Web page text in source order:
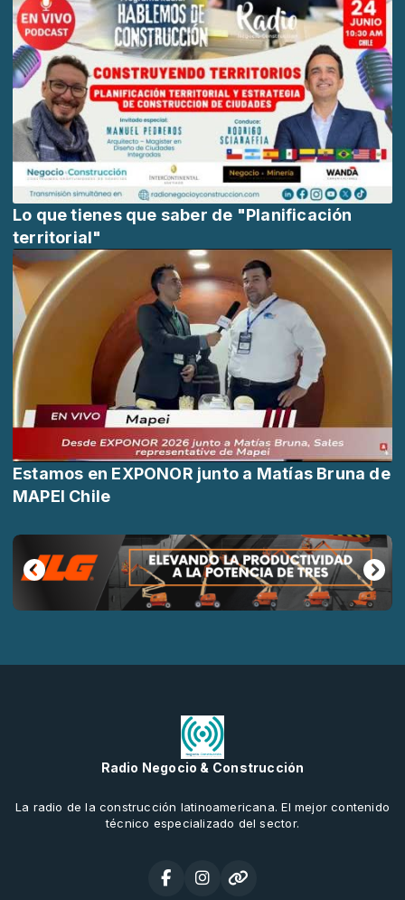
Lo que tienes que saber de "Planificación
territorial"
Estamos en EXPONOR junto a Matías Bruna de
MAPEI Chile
Radio Negocio & Construcción
La radio de la construcción latinoamericana. El mejor contenido
técnico especializado del sector.